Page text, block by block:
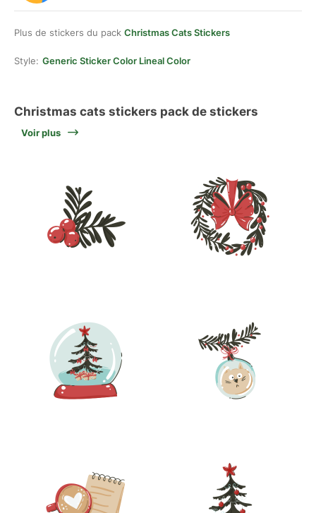
Plus de stickers du pack Christmas Cats Stickers
Style: Generic Sticker Color Lineal Color
Christmas cats stickers pack de stickers
Voir plus